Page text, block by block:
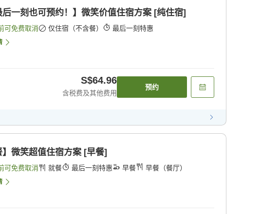
后一刻也可预约！】微笑价值住宿方案 [纯住宿]
可免费取消 仅住宿（不含餐） 最后一刻特惠
S$64.96
含税费及其他费用
预约
】微笑超值住宿方案 [早餐]
可免费取消 就餐 最后一刻特惠 早餐 早餐（餐厅）